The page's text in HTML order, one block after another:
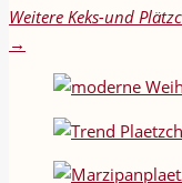
Weitere Keks-und
→